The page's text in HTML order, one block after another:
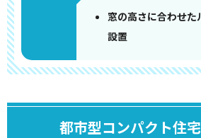
窓の高さに合わせた
設置
都市型コンパクト住